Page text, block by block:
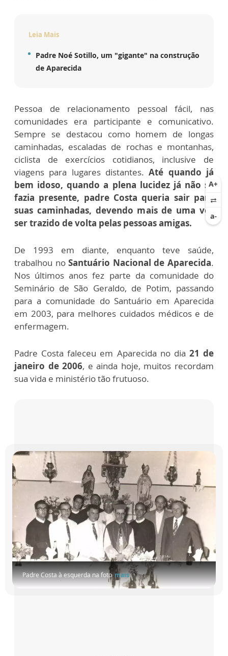
Leia Mais
Padre Noé Sotillo, um "gigante" na construção
de Aparecida
Pessoa de relacionamento pessoal fácil, nas
comunidades era participante e comunicativo.
Sempre se destacou como homem de longas
caminhadas, escaladas de rochas e montanhas,
ciclista de exercícios cotidianos, inclusive de
viagens para lugares distantes.Até quando já
bem idoso, quando a plena lucidez já não se
fazia presente, padre Costa queria sair para
suas caminhadas, devendo mais de uma vez
ser trazido de volta pelas pessoas amigas.
De 1993 em diante, enquanto teve saúde,
trabalhou noSantuário Nacional de Aparecida.
Nos últimos anos fez parte da comunidade do
Seminário de São Geraldo, de Potim, passando
para a comunidade do Santuário em Aparecida
em 2003, para melhores cuidados médicos e de
enfermagem.
Padre Costa faleceu em Aparecida no dia 21 de
janeiro de 2006, e ainda hoje, muitos recordam
sua vida e ministério tão frutuoso.
Padre Costa à esquerda na foto mais